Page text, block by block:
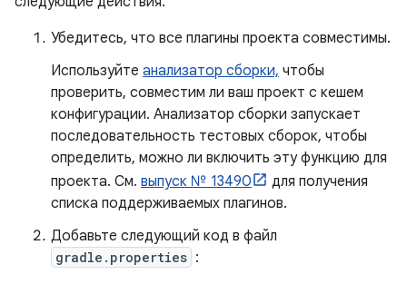
Убедитесь, что все плагины проекта совместимы.
Используйте анализатор сборки, чтобы
проверить, совместим ли ваш проект с кешем
конфигурации. Анализатор сборки запускает
последовательность тестовых сборок, чтобы
определить, можно ли включить эту функцию для
проекта. См. выпуск № 13490
для получения
списка поддерживаемых плагинов.
Добавьте следующий код в файл
gradle.properties :